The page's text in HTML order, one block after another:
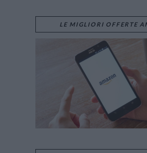
LE MIGLIORI OFFERTE